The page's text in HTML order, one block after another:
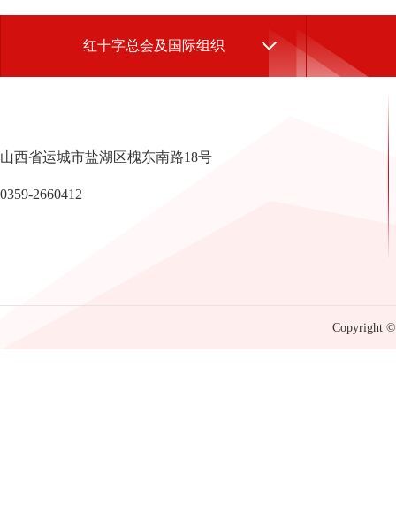
红十字总会及国际组织
山西省运城市盐湖区槐东南路18号
0359-2660412
Copyright